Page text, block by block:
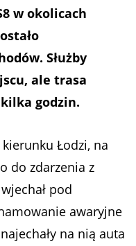
w okolicach
Służby
ale trasa
godzin.
Łodzi, na
do zdarzenia z
pod
awaryjne
na nią auta